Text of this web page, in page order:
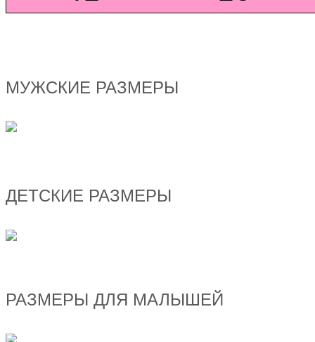
МУЖСКИЕ РАЗМЕРЫ
ДЕТСКИЕ РАЗМЕРЫ
РАЗМЕРЫ ДЛЯ МАЛЫШЕЙ